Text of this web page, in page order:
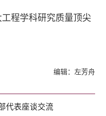
程学科研究质量顶尖
编辑：左芳舟
代表座谈交流